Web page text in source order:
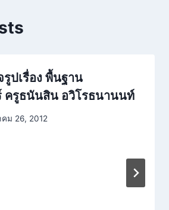
รูปเรื่อง​ พื้นฐาน
ครูธนันสิน อวิโรธนานนท์
คม 26, 2012